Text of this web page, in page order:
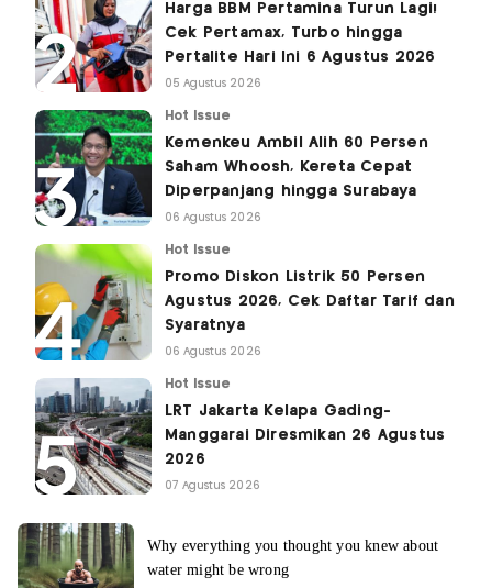
Harga BBM Pertamina Turun Lagi!
Cek Pertamax, Turbo hingga
Pertalite Hari Ini 6 Agustus 2026
05 Agustus 2026
Hot Issue
Kemenkeu Ambil Alih 60 Persen
Saham Whoosh, Kereta Cepat
Diperpanjang hingga Surabaya
06 Agustus 2026
Hot Issue
Promo Diskon Listrik 50 Persen
Agustus 2026, Cek Daftar Tarif dan
Syaratnya
06 Agustus 2026
Hot Issue
LRT Jakarta Kelapa Gading-
Manggarai Diresmikan 26 Agustus
2026
07 Agustus 2026